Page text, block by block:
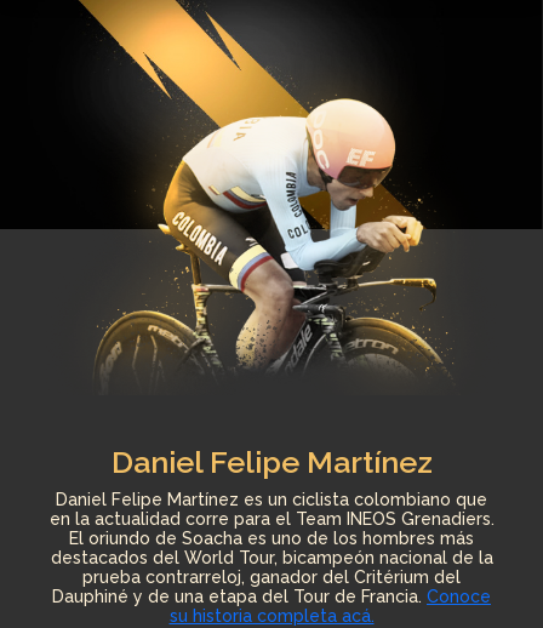
Foto: Colprensa
Daniel Felipe Martínez
Daniel Felipe Martínez es un ciclista colombiano que
en la actualidad corre para el Team INEOS Grenadiers.
El oriundo de Soacha es uno de los hombres más
destacados del World Tour, bicampeón nacional de la
prueba contrarreloj, ganador del Critérium del
Dauphiné y de una etapa del Tour de Francia. Conoce
su historia completa acá.